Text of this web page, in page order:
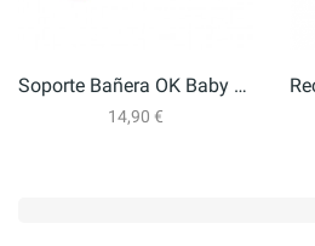
Soporte Bañera OK Baby Onda Evolution
14,90 €